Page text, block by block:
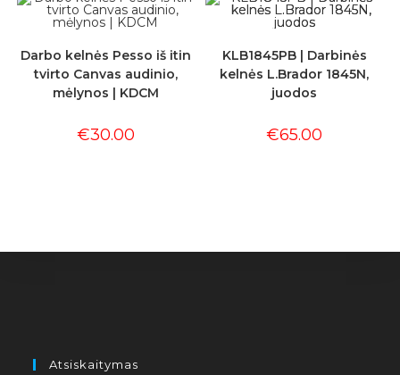
Darbo kelnės Pesso iš itin
tvirto Canvas audinio,
mėlynos | KDCM
€30.00
KLB1845PB | Darbinės
kelnės L.Brador 1845N,
juodos
€65.00
Atsiskaitymas